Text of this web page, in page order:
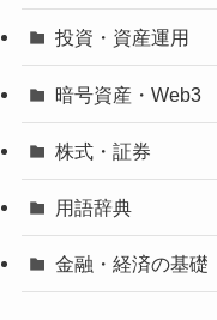
投資・資産運用
暗号資産・Web3
株式・証券
用語辞典
金融・経済の基礎